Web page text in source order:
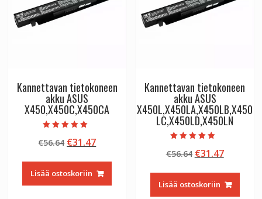
Kannettavan tietokoneen
akku ASUS
X450,X450C,X450CA
tuotteesta:
5.00
€56.64 Alkuperäinen
oli:
€56.64.
€31.47Nykyinen
on:
€31.47.
Lisää ostoskoriin
Kannettavan tietokoneen
akku ASUS
X450L,X450LA,X450LB,X450
LC,X450LD,X450LN
tuotteesta:
5.00
€56.64 Alkuperäinen
oli:
€56.64.
€31.47
on:
€31.47.
Lisää ostoskoriin